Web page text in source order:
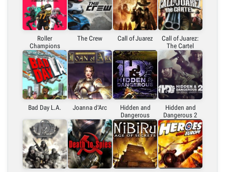
Roller
Champions
The Crew Call of Juarez
Call of Juarez:
The Cartel
Bad Day L.A. Joanna d'Arc
Hidden and
Dangerous
Hidden and
Dangerous 2